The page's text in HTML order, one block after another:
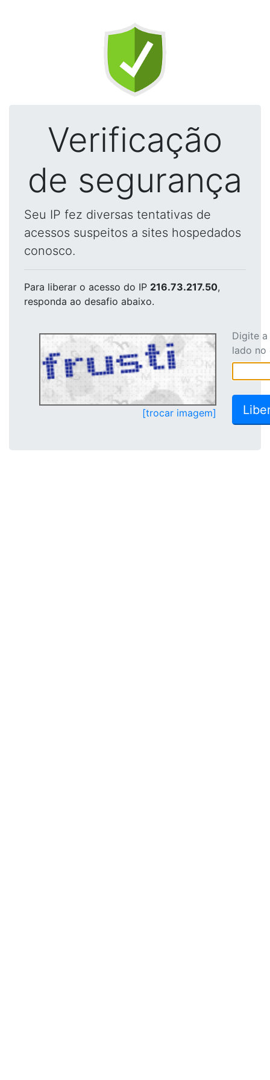
Verificação
de segurança
Seu IP fez diversas tentativas de
acessos suspeitos a sites hospedados
conosco.
Para liberar o acesso do IP 216.73.217.50,
responda ao desafio abaixo.
[trocar imagem]
Digite
lado no